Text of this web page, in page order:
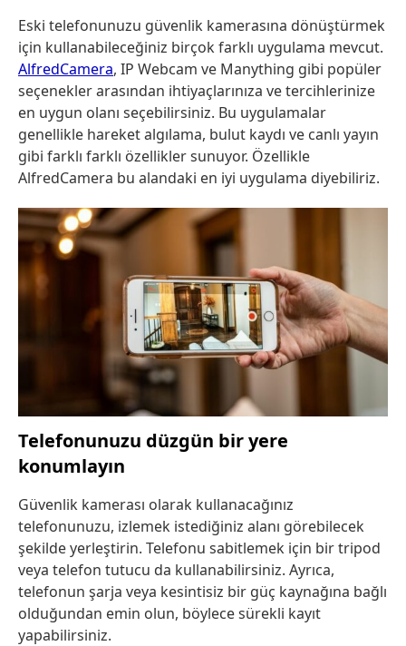
Eski telefonunuzu güvenlik kamerasına dönüştürmek
için kullanabileceğiniz birçok farklı uygulama mevcut.
AlfredCamera, IP Webcam ve Manything gibi popüler
seçenekler arasından ihtiyaçlarınıza ve tercihlerinize
en uygun olanı seçebilirsiniz. Bu uygulamalar
genellikle hareket algılama, bulut kaydı ve canlı yayın
gibi farklı farklı özellikler sunuyor. Özellikle
AlfredCamera bu alandaki en iyi uygulama diyebiliriz.
Telefonunuzu düzgün bir yere
konumlayın
Güvenlik kamerası olarak kullanacağınız
telefonunuzu, izlemek istediğiniz alanı görebilecek
şekilde yerleştirin. Telefonu sabitlemek için bir tripod
veya telefon tutucu da kullanabilirsiniz. Ayrıca,
telefonun şarja veya kesintisiz bir güç kaynağına bağlı
olduğundan emin olun, böylece sürekli kayıt
yapabilirsiniz.